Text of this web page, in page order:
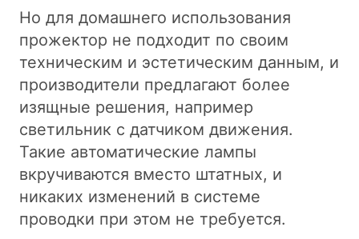
Но для домашнего использования
прожектор не подходит по своим
техническим и эстетическим данным, и
производители предлагают более
изящные решения, например
светильник с датчиком движения.
Такие автоматические лампы
вкручиваются вместо штатных, и
никаких изменений в системе
проводки при этом не требуется.